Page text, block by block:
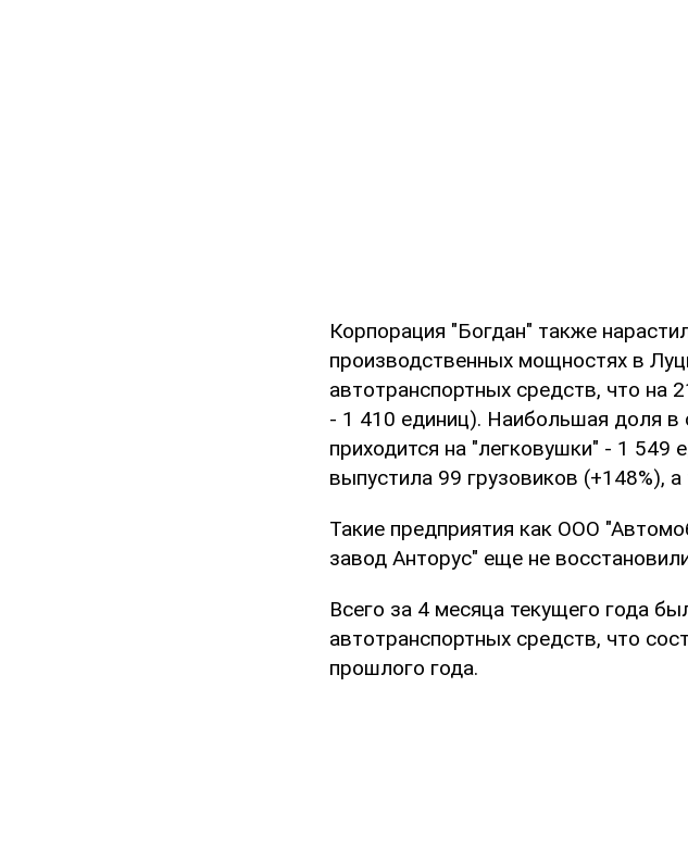
Корпорация "Богдан" также
производственных мощностях в
автотранспортных средств, что на
- 1 410 единиц). Наибольшая доля в
приходится на "легковушки" - 1 549
выпустила 99 грузовиков (+148%),
Такие предприятия как ООО
завод Анторус" еще не
Всего за 4 месяца текущего года
автотранспортных средств, что
прошлого года.